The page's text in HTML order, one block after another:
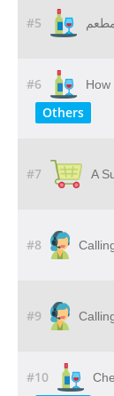
#5
#6
Others
#7 A
#8
#9
#10